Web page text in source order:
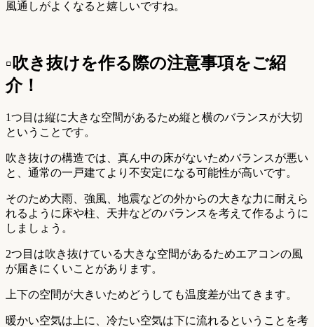
風通しがよくなると嬉しいですね。
▫︎吹き抜けを作る際の注意事項をご紹
介！
1つ目は縦に大きな空間があるため縦と横のバランスが大切
ということです。
吹き抜けの構造では、真ん中の床がないためバランスが悪い
と、通常の一戸建てより不安定になる可能性が高いです。
そのため大雨、強風、地震などの外からの大きな力に耐えら
れるように床や柱、天井などのバランスを考えて作るように
しましょう。
2つ目は吹き抜けている大きな空間があるためエアコンの風
が届きにくいことがあります。
上下の空間が大きいためどうしても温度差が出てきます。
暖かい空気は上に、冷たい空気は下に流れるということを考